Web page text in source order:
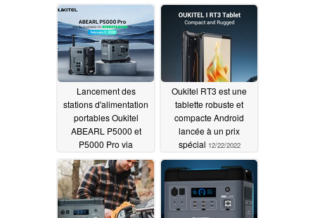
Lancement des
stations d'alimentation
portables Oukitel
ABEARL P5000 et
P5000 Pro via
Kickstarter (Ad)
02/07/2023
Oukitel RT3 est une
tablette robuste et
compacte Android
lancée à un prix
spécial 12/22/2022